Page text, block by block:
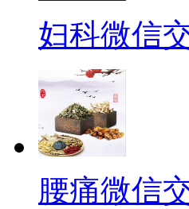
妇科微信
腰痛微信